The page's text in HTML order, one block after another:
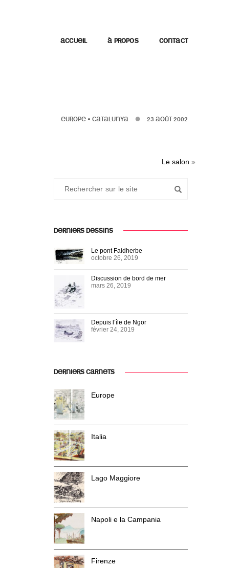
ACCUEIL À PROPOS CONTACT
EUROPE • CATALUNYA 23 AOÛT 2002
Le salon »
DERNIERS DESSINS
Le pont Faidherbe
octobre 26, 2019
Discussion de bord de mer
mars 26, 2019
Depuis l’île de Ngor
février 24, 2019
DERNIERS CARNETS
Europe
Italia
Lago Maggiore
Napoli e la Campania
Firenze